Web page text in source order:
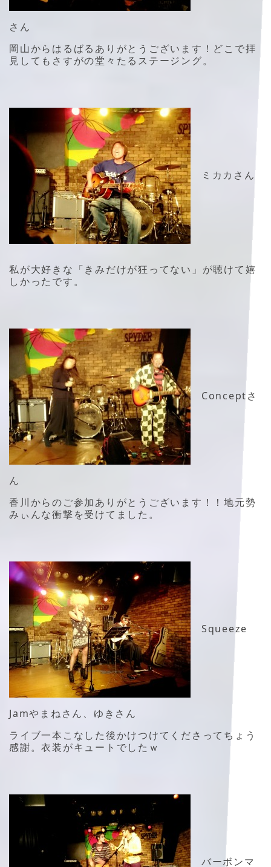
さん
岡山からはるばるありがとうございます！どこで拝
見してもさすがの堂々たるステージング。
ミカカさん
私が大好きな「きみだけが狂ってない」が聴けて嬉
しかったです。
Conceptさ
ん
香川からのご参加ありがとうございます！！地元勢
みぃんな衝撃を受けてました。
Squeeze
Jamやまねさん、ゆきさん
ライブ一本こなした後かけつけてくださってちょう
感謝。衣装がキュートでしたｗ
バーボンマ